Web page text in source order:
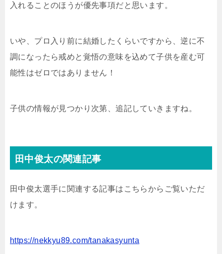
入れることのほうが優先事項だと思います。
いや、プロ入り前に結婚したくらいですから、逆に不
調になったら戒めと覚悟の意味を込めて子供を産む可
能性はゼロではありません！
子供の情報が見つかり次第、追記していきますね。
田中俊太の関連記事
田中俊太選手に関連する記事はこちらからご覧いただ
けます。
https://nekkyu89.com/tanakasyunta